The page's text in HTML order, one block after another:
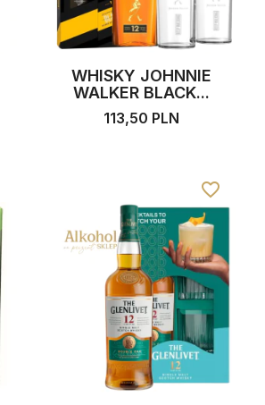
WHISKY JOHNNIE
WALKER BLACK...
113,50 PLN
favorite_border